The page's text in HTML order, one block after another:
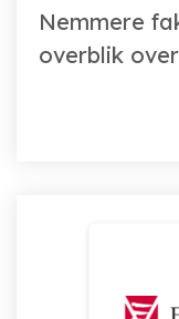
Nemmere
overblik